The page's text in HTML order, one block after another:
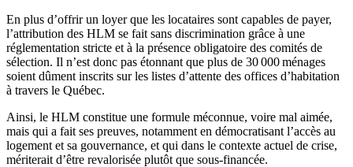
En plus d’offrir un loyer que les locataires sont capables de payer,
l’attribution des HLM se fait sans discrimination grâce à une
réglementation stricte et à la présence obligatoire des comités de
sélection. Il n’est donc pas étonnant que plus de 30 000 ménages
soient dûment inscrits sur les listes d’attente des offices d’habitation
à travers le Québec.
Ainsi, le HLM constitue une formule méconnue, voire mal aimée,
mais qui a fait ses preuves, notamment en démocratisant l’accès au
logement et sa gouvernance, et qui dans le contexte actuel de crise,
mériterait d’être revalorisée plutôt que sous-financée.